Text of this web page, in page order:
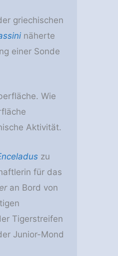
griechischen
näherte
einer Sonde
Wie
Aktivität.
zu
für das
an Bord von
Tigerstreifen
Junior-Mond